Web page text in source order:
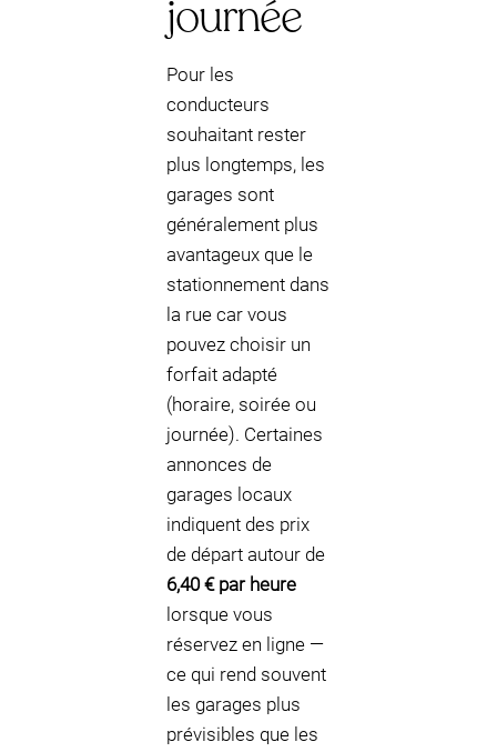
journée
Pour les
conducteurs
souhaitant rester
plus longtemps, les
garages sont
généralement plus
avantageux que le
stationnement dans
la rue car vous
pouvez choisir un
forfait adapté
(horaire, soirée ou
journée). Certaines
annonces de
garages locaux
indiquent des prix
de départ autour de
6,40 € par heure
lorsque vous
réservez en ligne —
ce qui rend souvent
les garages plus
prévisibles que les